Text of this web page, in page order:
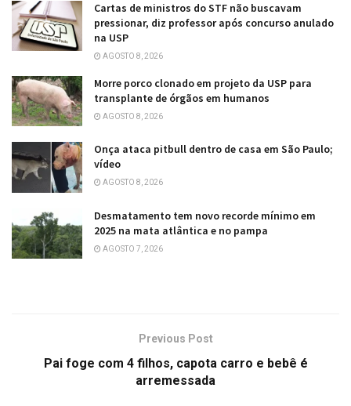
Cartas de ministros do STF não buscavam
pressionar, diz professor após concurso anulado
na USP
AGOSTO 8, 2026
Morre porco clonado em projeto da USP para
transplante de órgãos em humanos
AGOSTO 8, 2026
Onça ataca pitbull dentro de casa em São Paulo;
vídeo
AGOSTO 8, 2026
Desmatamento tem novo recorde mínimo em
2025 na mata atlântica e no pampa
AGOSTO 7, 2026
Previous Post
Pai foge com 4 filhos, capota carro e bebê é
arremessada